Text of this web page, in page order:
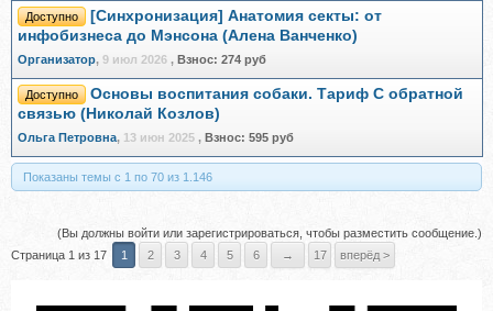
Доступно
[Синхронизация] Анатомия секты: от
инфобизнеса до Мэнсона (Алена Ванченко)
Организатор, 9 июл 2026 , Взнос: 274 руб
Доступно
Основы воспитания собаки. Тариф С обратной
связью (Николай Козлов)
Ольга Петровна, 13 июн 2025 , Взнос: 595 руб
Показаны темы с 1 по 70 из 1.146
(Вы должны войти или зарегистрироваться, чтобы разместить сообщение.)
Страница 1 из 17
1 2 3 4 5 6 → 17 вперёд >